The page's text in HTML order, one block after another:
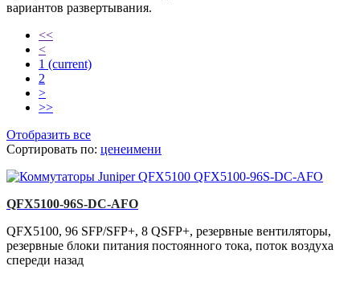
вариантов развертывания.
<<
<
1 (current)
2
>
>>
Отобразить все
Сортировать по: ценеимени
QFX5100-96S-DC-AFO
QFX5100, 96 SFP/SFP+, 8 QSFP+, резервные вентиляторы,
резервные блоки питания постоянного тока, поток воздуха
спереди назад